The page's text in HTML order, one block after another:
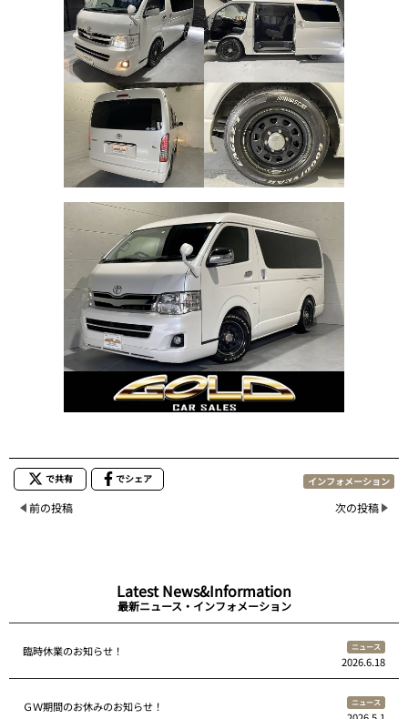
で共有 でシェア インフォメーション
前の投稿 次の投稿
Latest News&Information
最新ニュース・インフォメーション
臨時休業のお知らせ！ ニュース
2026.6.18
ＧＷ期間のお休みのお知らせ！ ニュース